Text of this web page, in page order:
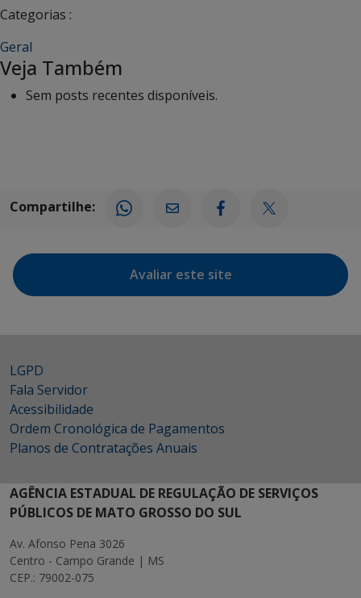
Categorias :
Geral
Veja Também
Sem posts recentes disponíveis.
Compartilhe:
Avaliar este site
LGPD
Fala Servidor
Acessibilidade
Ordem Cronológica de Pagamentos
Planos de Contratações Anuais
AGÊNCIA ESTADUAL DE REGULAÇÃO DE SERVIÇOS
PÚBLICOS DE MATO GROSSO DO SUL
Av. Afonso Pena 3026
Centro - Campo Grande | MS
CEP.: 79002-075